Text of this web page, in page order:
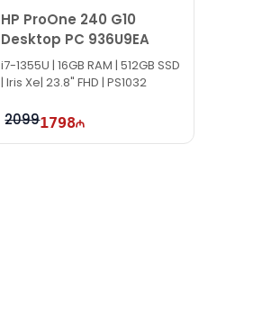
HP ProOne 240 G10
Desktop PC 936U9EA
i7-1355U | 16GB RAM | 512GB SSD
| Iris Xe| 23.8" FHD | PS1032
20991798